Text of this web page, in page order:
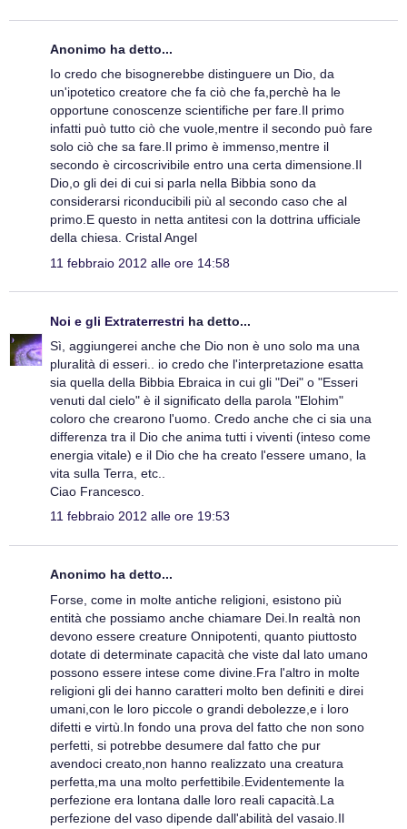
Anonimo ha detto...
Io credo che bisognerebbe distinguere un Dio, da
un'ipotetico creatore che fa ciò che fa,perchè ha le
opportune conoscenze scientifiche per fare.Il primo
infatti può tutto ciò che vuole,mentre il secondo può fare
solo ciò che sa fare.Il primo è immenso,mentre il
secondo è circoscrivibile entro una certa dimensione.Il
Dio,o gli dei di cui si parla nella Bibbia sono da
considerarsi riconducibili più al secondo caso che al
primo.E questo in netta antitesi con la dottrina ufficiale
della chiesa. Cristal Angel
11 febbraio 2012 alle ore 14:58
Noi e gli Extraterrestri ha detto...
Sì, aggiungerei anche che Dio non è uno solo ma una
pluralità di esseri.. io credo che l'interpretazione esatta
sia quella della Bibbia Ebraica in cui gli "Dei" o "Esseri
venuti dal cielo" è il significato della parola "Elohim"
coloro che crearono l'uomo. Credo anche che ci sia una
differenza tra il Dio che anima tutti i viventi (inteso come
energia vitale) e il Dio che ha creato l'essere umano, la
vita sulla Terra, etc..
Ciao Francesco.
11 febbraio 2012 alle ore 19:53
Anonimo ha detto...
Forse, come in molte antiche religioni, esistono più
entità che possiamo anche chiamare Dei.In realtà non
devono essere creature Onnipotenti, quanto piuttosto
dotate di determinate capacità che viste dal lato umano
possono essere intese come divine.Fra l'altro in molte
religioni gli dei hanno caratteri molto ben definiti e direi
umani,con le loro piccole o grandi debolezze,e i loro
difetti e virtù.In fondo una prova del fatto che non sono
perfetti, si potrebbe desumere dal fatto che pur
avendoci creato,non hanno realizzato una creatura
perfetta,ma una molto perfettibile.Evidentemente la
perfezione era lontana dalle loro reali capacità.La
perfezione del vaso dipende dall'abilità del vasaio.Il